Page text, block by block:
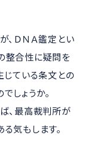
、ＤＮＡ鑑定とい
整合性に疑問を
じている条文との
しょうか。
、最高裁判所が
気もします。